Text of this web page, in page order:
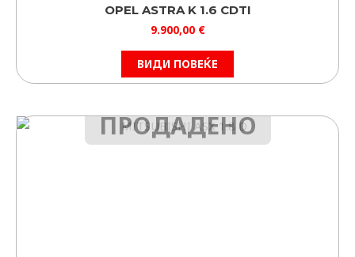
OPEL ASTRA K 1.6 CDTI
9.900,00 €
ВИДИ ПОВЕЌЕ
ПРОДАДЕНО